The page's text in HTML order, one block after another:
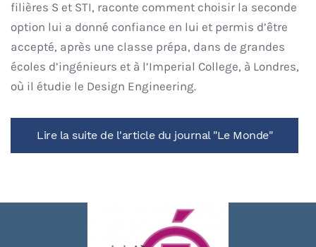
filières S et STI, raconte comment choisir la seconde
option lui a donné confiance en lui et permis d’être
accepté, après une classe prépa, dans de grandes
écoles d’ingénieurs et à l’Imperial College, à Londres,
où il étudie le Design Engineering.
Lire la suite de l'article du journal "Le Monde"